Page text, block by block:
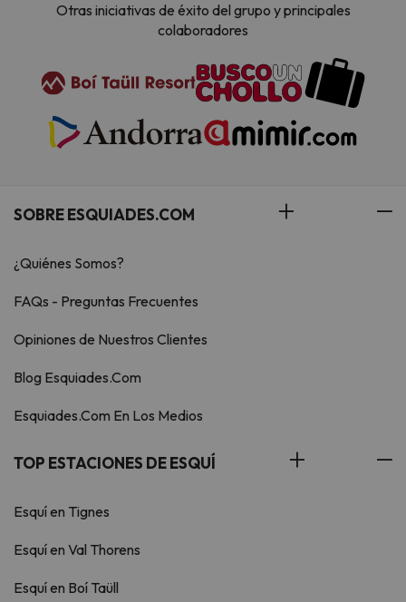
Otras iniciativas de éxito del grupo y principales
colaboradores
SOBRE ESQUIADES.COM
¿Quiénes Somos?
FAQs - Preguntas Frecuentes
Opiniones de Nuestros Clientes
Blog Esquiades.Com
Esquiades.Com En Los Medios
TOP ESTACIONES DE ESQUÍ
Esquí en Tignes
Esquí en Val Thorens
Esquí en Boí Taüll